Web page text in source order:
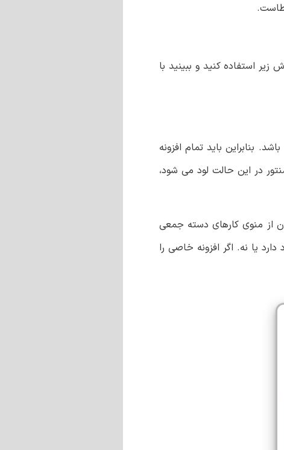
استفاده کنید و ببینید با
بنابراین باید تمام افزونه
در این حالت لود می شود،
از منوی کارهای دسته جمعی
یا نه. اگر افزونه خاصی را